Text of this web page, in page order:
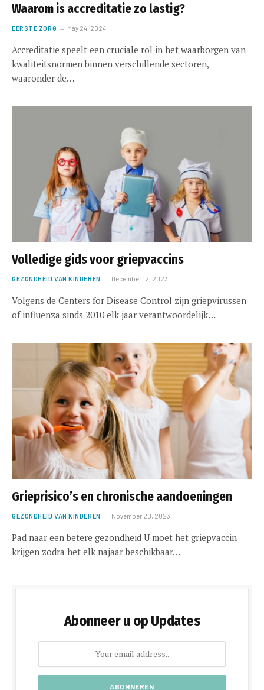
Waarom is accreditatie zo lastig?
EERSTE ZORG May 24, 2024
Accreditatie speelt een cruciale rol in het waarborgen van
kwaliteitsnormen binnen verschillende sectoren,
waaronder de…
Volledige gids voor griepvaccins
GEZONDHEID VAN KINDEREN December 12, 2023
Volgens de Centers for Disease Control zijn griepvirussen
of influenza sinds 2010 elk jaar verantwoordelijk…
Grieprisico’s en chronische aandoeningen
GEZONDHEID VAN KINDEREN November 20, 2023
Pad naar een betere gezondheid U moet het griepvaccin
krijgen zodra het elk najaar beschikbaar…
Abonneer u op Updates